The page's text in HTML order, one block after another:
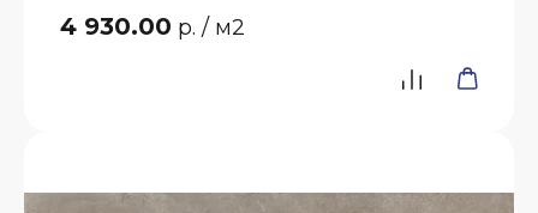
4 930.00 р. / м2